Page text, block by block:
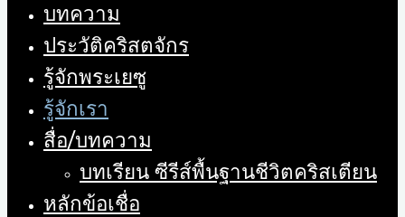
บทความ
ประวัติคริสตจักร
รู้จักพระเยซู
รู้จักเรา
สื่อ/บทความ
บทเรียน ซีรีส์พื้นฐานชีวิตคริสเตียน
หลักข้อเชื่อ